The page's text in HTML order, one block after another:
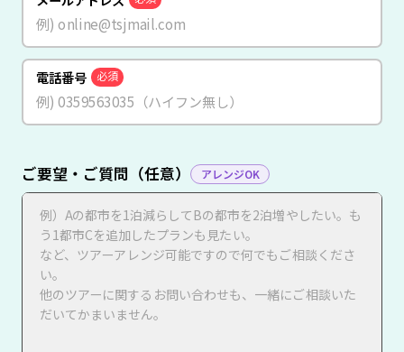
電話番号 必須
ご要望・ご質問（任意） アレンジOK